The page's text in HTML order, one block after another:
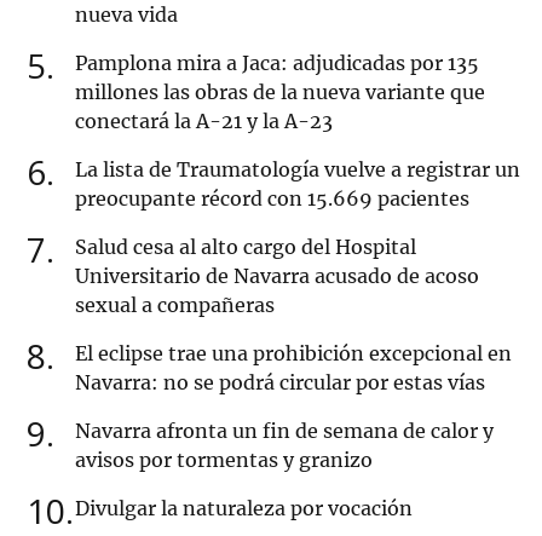
nueva vida
5
Pamplona mira a Jaca: adjudicadas por 135
millones las obras de la nueva variante que
conectará la A-21 y la A-23
6
La lista de Traumatología vuelve a registrar un
preocupante récord con 15.669 pacientes
7
Salud cesa al alto cargo del Hospital
Universitario de Navarra acusado de acoso
sexual a compañeras
8
El eclipse trae una prohibición excepcional en
Navarra: no se podrá circular por estas vías
9
Navarra afronta un fin de semana de calor y
avisos por tormentas y granizo
10 Divulgar la naturaleza por vocación